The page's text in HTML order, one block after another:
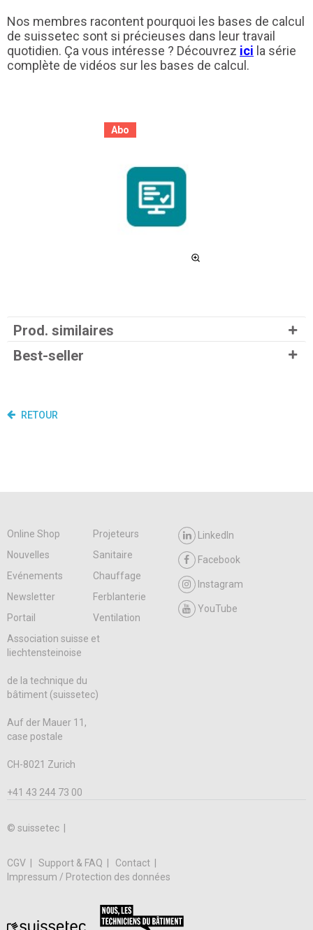
Nos membres racontent pourquoi les bases de calcul
de suissetec sont si précieuses dans leur travail
quotidien. Ça vous intéresse ? Découvrez ici la série
complète de vidéos sur les bases de calcul.
Abo
Prod. similaires
Best-seller
RETOUR
Online Shop
Projeteurs
Nouvelles
Sanitaire
Evénements
Chauffage
Newsletter
Ferblanterie
Portail
Ventilation
LinkedIn
Facebook
Instagram
YouTube
Association suisse et
liechtensteinoise
de la technique du
bâtiment (suissetec)
Auf der Mauer 11,
case postale
CH-8021 Zurich
+41 43 244 73 00
© suissetec |
CGV Support & FAQ
Contact
Impressum / Protection des données